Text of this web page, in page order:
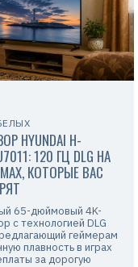
HYUNDAI H-
120 ГЦ DLG НА
КОТОРЫЕ ВАС
65-дюймовый 4K-
с технологией DLG
геймерам
плавность в играх
за дорогую